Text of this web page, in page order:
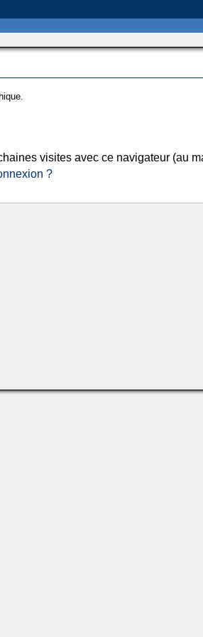
visites avec ce navigateur (au
?